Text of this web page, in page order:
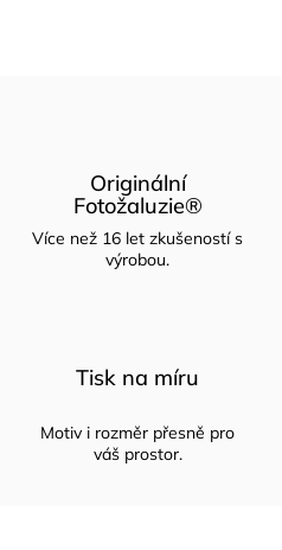
Originální
Fotožaluzie®
Více než 16 let zkušeností s
výrobou.
Tisk na míru
Motiv i rozměr přesně pro
váš prostor.